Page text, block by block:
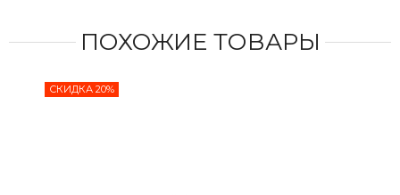
ПОХОЖИЕ ТОВАРЫ
СКИДКА 20%